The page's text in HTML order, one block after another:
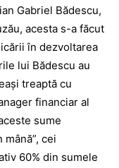
Gabriel Bădescu,
acesta s-a făcut
în dezvoltarea
lui Bădescu au
treaptă cu
financiar al
sume
cei
60% din sumele